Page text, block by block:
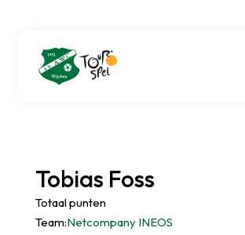
Tobias Foss
Totaal punten
Team:Netcompany INEOS